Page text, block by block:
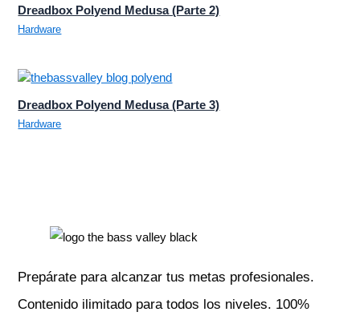
Dreadbox Polyend Medusa (Parte 2)
Hardware
Dreadbox Polyend Medusa (Parte 3)
Hardware
Prepárate para alcanzar tus metas profesionales.
Contenido ilimitado para todos los niveles. 100%